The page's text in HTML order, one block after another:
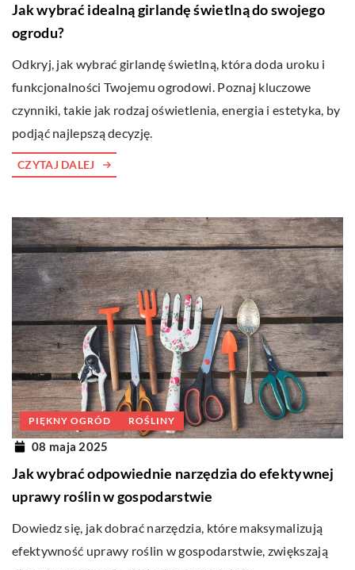
Jak wybrać idealną girlandę świetlną do swojego
ogrodu?
Odkryj, jak wybrać girlandę świetlną, która doda uroku i
funkcjonalności Twojemu ogrodowi. Poznaj kluczowe
czynniki, takie jak rodzaj oświetlenia, energia i estetyka, by
podjąć najlepszą decyzję.
CZYTAJ DALEJ
PIĘKNY OGRÓD ROŚLINY
08 maja 2025
Jak wybrać odpowiednie narzędzia do efektywnej
uprawy roślin w gospodarstwie
Dowiedz się, jak dobrać narzędzia, które maksymalizują
efektywność uprawy roślin w gospodarstwie, zwiększają